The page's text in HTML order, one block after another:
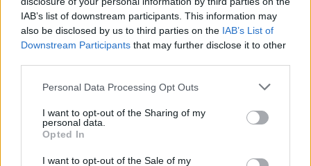
IAB’s list of downstream participants. This information may
also be disclosed by us to third parties on the IAB’s List of
Downstream Participants that may further disclose it to other
Please note that this website/app uses one or more Google
not limited to your visit or usage behaviour. You may click to
grant or deny consent to Google and its third-party tags to
use your data for below specified purposes in below Google
consent section.
Personal Data Processing Opt Outs
I want to opt-out of the Sharing of my
personal data.
Opted In
I want to opt-out of the Sale of my
Φειδίας Παναγιώτου: Αντιδράσεις για
την... «τουριστική» εμφάνιση στην
εκδήλωση για Ισαάκ - Σολωμού
09.08.2026